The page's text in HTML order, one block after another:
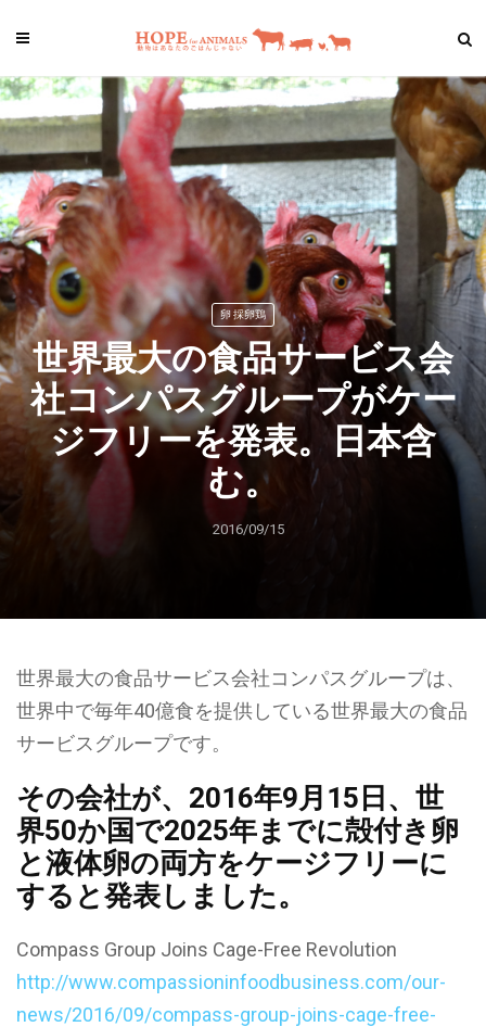
卵 採卵鶏
世界最大の食品サービス会
社コンパスグループがケー
ジフリーを発表。日本含
む。
2016/09/15
世界最大の食品サービス会社コンパスグループは、
世界中で毎年40億食を提供している世界最大の食品
サービスグループです。
その会社が、2016年9月15日、世
界50か国で2025年までに殻付き卵
と液体卵の両方をケージフリーに
すると発表しました。
Compass Group Joins Cage-Free Revolution
http://www.compassioninfoodbusiness.com/our-
news/2016/09/compass-group-joins-cage-free-